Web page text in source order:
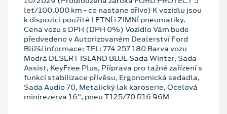
let/100.000 km - co nastane dříve) K vozidlu jsou
k dispozici použité LETNÍ i ZIMNÍ pneumatiky.
Cena vozu s DPH (DPH 0%) Vozidlo Vám bude
předvedeno v Autorizovaném Dealerství Ford
Bližší informace: TEL: 774 257 180 Barva vozu
Modrá DESERT ISLAND BLUE Sada Winter, Sada
Assist, KeyFree Plus, Příprava pro tažné zařízení s
funkcí stabilizace přívěsu, Ergonomická sedadla,
Sada Audio 70, Metalický lak karoserie, Ocelová
minirezerva 16", pneu T125/70 R16 96M